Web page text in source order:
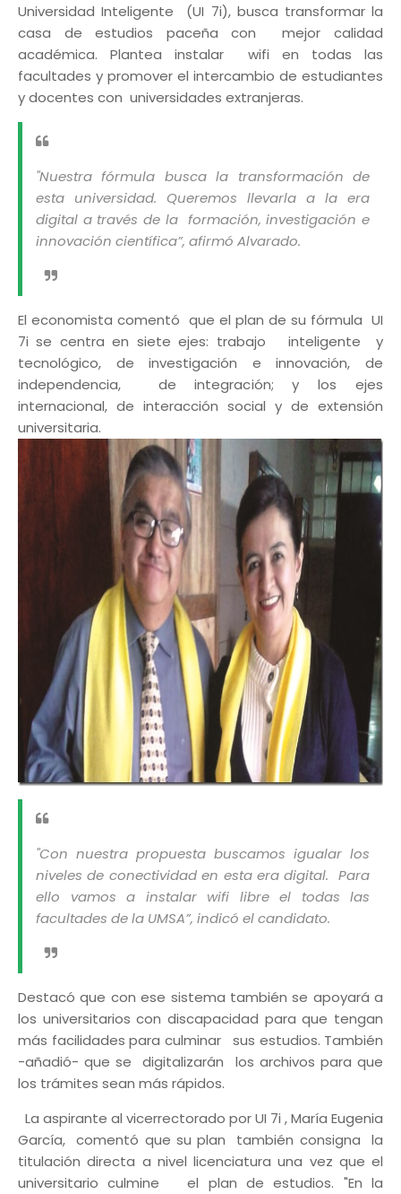
Universidad Inteligente (UI 7i), busca transformar la
casa de estudios paceña con mejor calidad
académica. Plantea instalar wifi en todas las
facultades y promover el intercambio de estudiantes
y docentes con universidades extranjeras.
"Nuestra fórmula busca la transformación de
esta universidad. Queremos llevarla a la era
digital a través de la formación, investigación e
innovación científica”, afirmó Alvarado.
El economista comentó que el plan de su fórmula UI
7i se centra en siete ejes: trabajo inteligente y
tecnológico, de investigación e innovación, de
independencia, de integración; y los ejes
internacional, de interacción social y de extensión
universitaria.
"Con nuestra propuesta buscamos igualar los
niveles de conectividad en esta era digital. Para
ello vamos a instalar wifi libre el todas las
facultades de la UMSA”, indicó el candidato.
Destacó que con ese sistema también se apoyará a
los universitarios con discapacidad para que tengan
más facilidades para culminar sus estudios. También
-añadió- que se digitalizarán los archivos para que
los trámites sean más rápidos.
La aspirante al vicerrectorado por UI 7i , María Eugenia
García, comentó que su plan también consigna la
titulación directa a nivel licenciatura una vez que el
universitario culmine el plan de estudios. "En la